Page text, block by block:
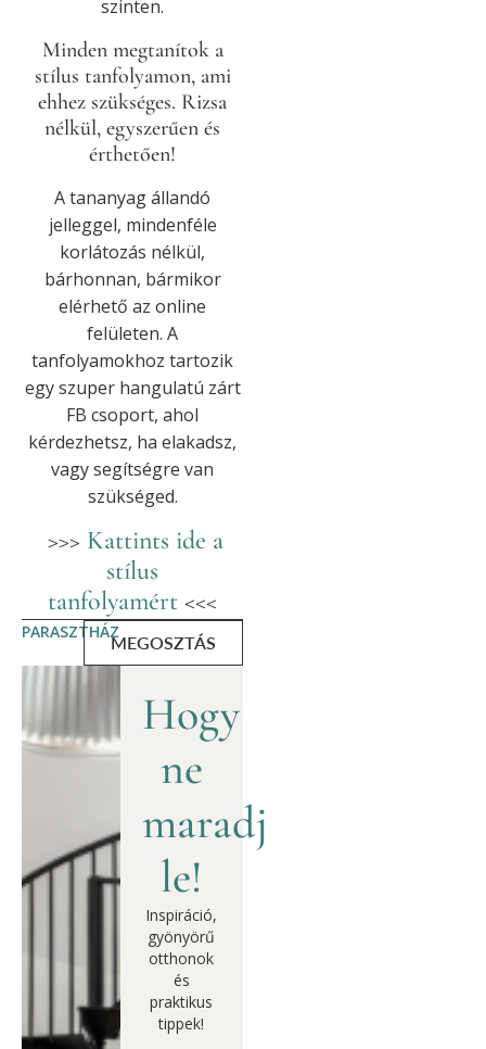
szinten.
Minden megtanítok a
stílus tanfolyamon, ami
ehhez szükséges. Rizsa
nélkül, egyszerűen és
érthetően!
A tananyag állandó
jelleggel, mindenféle
korlátozás nélkül,
bárhonnan, bármikor
elérhető az online
felületen. A
tanfolyamokhoz tartozik
egy szuper hangulatú zárt
FB csoport, ahol
kérdezhetsz, ha elakadsz,
vagy segítségre van
szükséged.
>>> Kattints ide a
stílus
tanfolyamért <<<
PARASZTHÁZ
MEGOSZTÁS
Hogy
ne
maradj
le!
Inspiráció,
gyönyörű
otthonok
és
praktikus
tippek!